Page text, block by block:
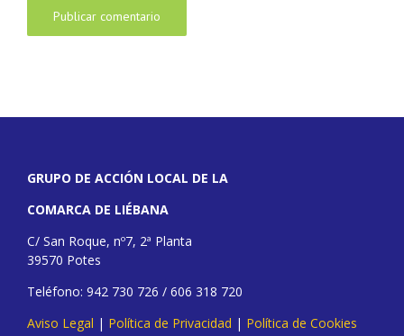
GRUPO DE ACCIÓN LOCAL DE LA
COMARCA DE LIÉBANA
C/ San Roque, nº7, 2ª Planta
39570 Potes
Teléfono: 942 730 726 / 606 318 720
Aviso Legal | Política de Privacidad | Política de Cookies